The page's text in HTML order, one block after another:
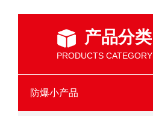
产品分类
PRODUCTS CATEGORY
防爆小产品